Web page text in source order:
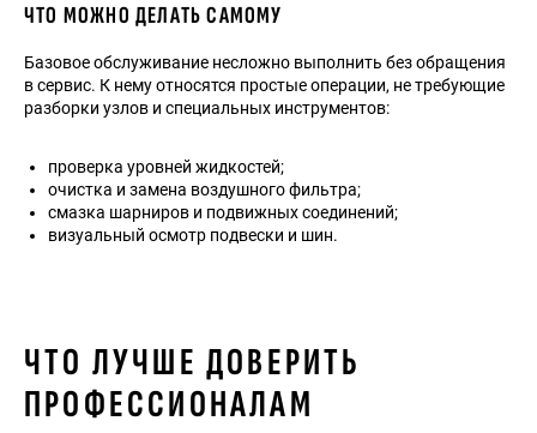
ЧТО МОЖНО ДЕЛАТЬ САМОМУ
Базовое обслуживание несложно выполнить без обращения
в сервис. К нему относятся простые операции, не требующие
разборки узлов и специальных инструментов:
проверка уровней жидкостей;
очистка и замена воздушного фильтра;
смазка шарниров и подвижных соединений;
визуальный осмотр подвески и шин.
ЧТО ЛУЧШЕ ДОВЕРИТЬ
ПРОФЕССИОНАЛАМ